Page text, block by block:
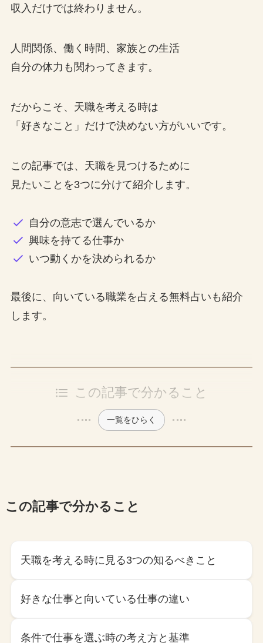
収入だけでは終わりません。
人間関係、働く時間、家族との生活
自分の体力も関わってきます。
だからこそ、天職を考える時は
「好きなこと」だけで決めない方がいいです。
この記事では、天職を見つけるために
見たいことを3つに分けて紹介します。
自分の意志で選んでいるか
興味を持てる仕事か
いつ動くかを決められるか
最後に、向いている職業を占える無料占いも紹介
します。
この記事で分かること
一覧をひらく
この記事で分かること
天職を考える時に見る3つの知るべきこと
好きな仕事と向いている仕事の違い
条件で仕事を選ぶ時の考え方と基準